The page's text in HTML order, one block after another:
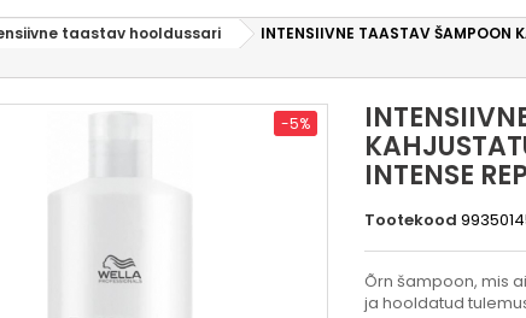
taastav hooldussari
INTENSIIVNE TAASTAV ŠAMPOON
-5%
INTENSE
Tootekood
Õrn šampoon, mis
ja hooldatud